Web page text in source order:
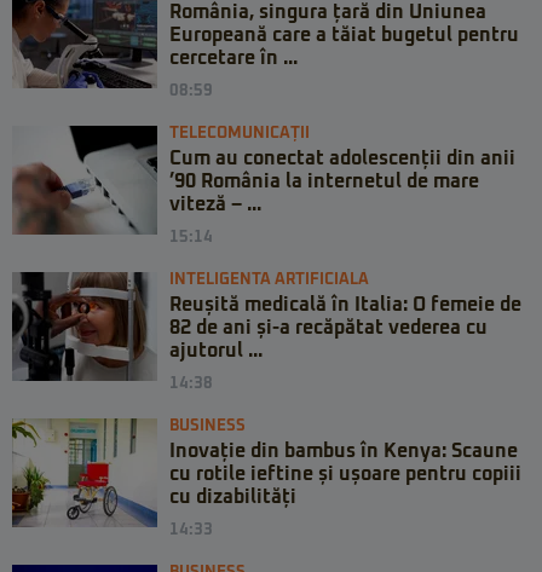
România, singura țară din Uniunea
Europeană care a tăiat bugetul pentru
cercetare în ...
08:59
TELECOMUNICAȚII
Cum au conectat adolescenții din anii
’90 România la internetul de mare
viteză – ...
15:14
INTELIGENTA ARTIFICIALA
Reușită medicală în Italia: O femeie de
82 de ani și-a recăpătat vederea cu
ajutorul ...
14:38
BUSINESS
Inovație din bambus în Kenya: Scaune
cu rotile ieftine și ușoare pentru copiii
cu dizabilități
14:33